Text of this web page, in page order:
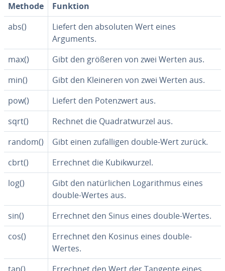
Methode
Funktion
abs()
Liefert den absoluten Wert eines
Arguments.
max()
Gibt den größeren von zwei Werten aus.
min()
Gibt den Kleineren von zwei Werten aus.
pow()
Liefert den Po­tenz­wert aus.
sqrt()
Rechnet die Qua­drat­wur­zel aus.
random()
Gibt einen zu­fäl­li­gen double-Wert zurück.
cbrt()
Errechnet die Ku­bik­wur­zel.
log()
Gibt den na­tür­li­chen Log­arith­mus eines
double-Wertes aus.
sin()
Errechnet den Sinus eines double-Wertes.
cos()
Errechnet den Kosinus eines double-
Wertes.